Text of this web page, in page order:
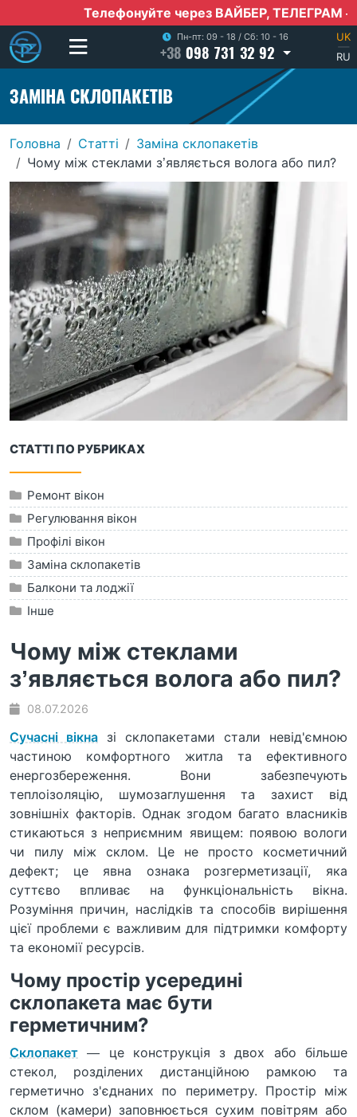
Телефонуйте через ВАЙБЕР, ТЕЛЕГРАМ — якщо
UK
|
RU
Пн-пт: 09 - 18 / Сб: 10 - 16
+38 098 731 32 92
ЗАМІНА СКЛОПАКЕТІВ
Головна Статті
Заміна склопакетів
Чому між стеклами з’являється волога або пил?
СТАТТІ ПО РУБРИКАХ
Ремонт вікон
Регулювання вікон
Профілі вікон
Заміна склопакетів
Балкони та лоджії
Інше
Чому між стеклами
з’являється волога або пил?
08.07.2026
Сучасні вікна зі склопакетами стали невід'ємною
частиною комфортного житла та ефективного
енергозбереження. Вони забезпечують
теплоізоляцію, шумозаглушення та захист від
зовнішніх факторів. Однак згодом багато власників
стикаються з неприємним явищем: появою вологи
чи пилу між склом. Це не просто косметичний
дефект; це явна ознака розгерметизації, яка
суттєво впливає на функціональність вікна.
Розуміння причин, наслідків та способів вирішення
цієї проблеми є важливим для підтримки комфорту
та економії ресурсів.
Чому простір усередині
склопакета має бути
герметичним?
Склопакет — це конструкція з двох або більше
стекол, розділених дистанційною рамкою та
герметично з'єднаних по периметру. Простір між
склом (камери) заповнюється сухим повітрям або